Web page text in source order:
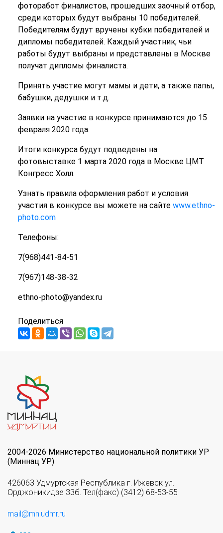
фоторабот финалистов, прошедших заочный отбор,
среди которых будут выбраны 10 победителей.
Победителям будут вручены кубки победителей и
дипломы победителей. Каждый участник, чьи
работы будут выбраны и представлены в Москве
получат дипломы финалиста.
Принять участие могут мамы и дети, а также папы,
бабушки, дедушки и т.д.
Заявки на участие в конкурсе принимаются до 15
февраля 2020 года.
Итоги конкурса будут подведены на
фотовыставке 1 марта 2020 года в Москве ЦМТ
Конгресс Холл.
Узнать правила оформления работ и условия
участия в конкурсе вы можете на сайте www.ethno-
photo.com
Телефоны:
7(968)441-84-51
7(967)148-38-32
ethno-photo@yandex.ru
Поделиться
2004-2026 Министерство национальной политики УР
(Миннац УР)
426063 Удмуртская Республика г. Ижевск ул.
Орджоникидзе 33б. Тел(факс) (3412) 68-53-55
mail@mn.udmr.ru